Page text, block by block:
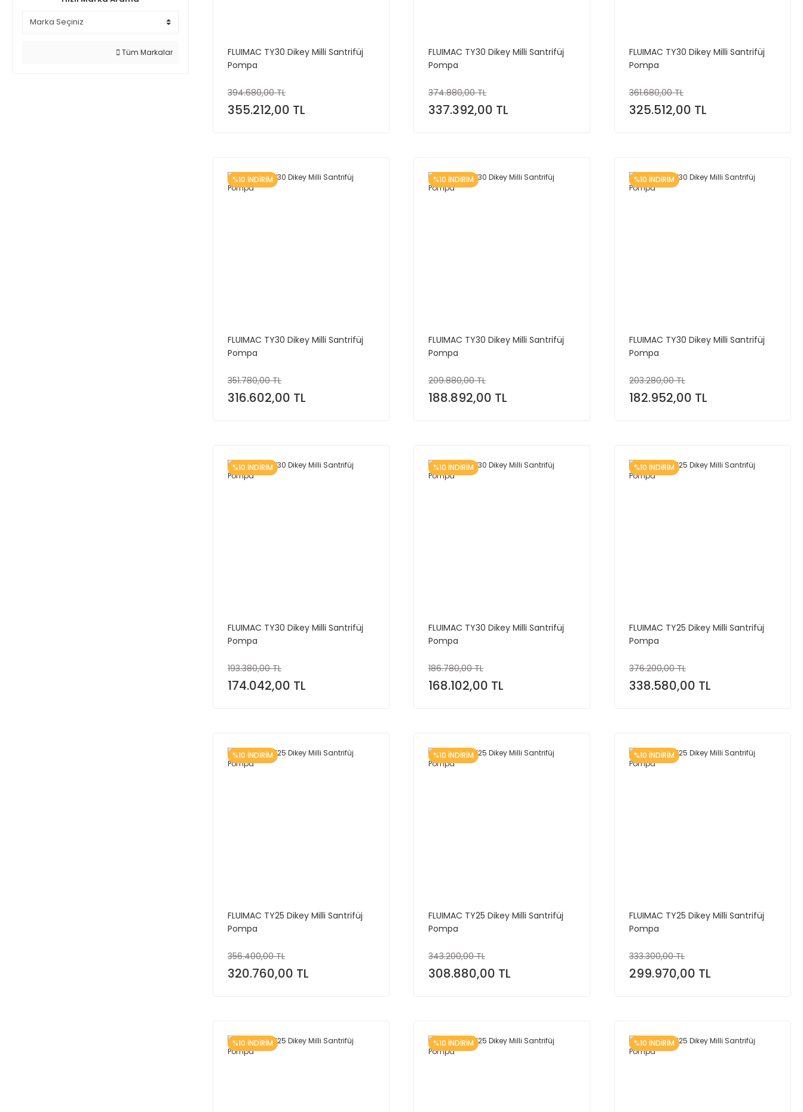
Tüm Markalar
FLUIMAC TY30 Dikey Milli Santrifüj
Pompa
394.680,00 TL
355.212,00 TL
FLUIMAC TY30 Dikey Milli Santrifüj
Pompa
374.880,00 TL
337.392,00 TL
FLUIMAC TY30 Dikey Milli Santrifüj
Pompa
361.680,00 TL
325.512,00 TL
%10 İNDİRİM
FLUIMAC TY30 Dikey Milli Santrifüj
Pompa
351.780,00 TL
316.602,00 TL
%10 İNDİRİM
FLUIMAC TY30 Dikey Milli Santrifüj
Pompa
209.880,00 TL
188.892,00 TL
%10 İNDİRİM
FLUIMAC TY30 Dikey Milli Santrifüj
Pompa
203.280,00 TL
182.952,00 TL
%10 İNDİRİM
FLUIMAC TY30 Dikey Milli Santrifüj
Pompa
193.380,00 TL
174.042,00 TL
%10 İNDİRİM
FLUIMAC TY30 Dikey Milli Santrifüj
Pompa
186.780,00 TL
168.102,00 TL
%10 İNDİRİM
FLUIMAC TY25 Dikey Milli Santrifüj
Pompa
376.200,00 TL
338.580,00 TL
%10 İNDİRİM
FLUIMAC TY25 Dikey Milli Santrifüj
Pompa
356.400,00 TL
320.760,00 TL
%10 İNDİRİM
FLUIMAC TY25 Dikey Milli Santrifüj
Pompa
343.200,00 TL
308.880,00 TL
%10 İNDİRİM
FLUIMAC TY25 Dikey Milli Santrifüj
Pompa
333.300,00 TL
299.970,00 TL
%10 İNDİRİM %10 İNDİRİM %10 İNDİRİM